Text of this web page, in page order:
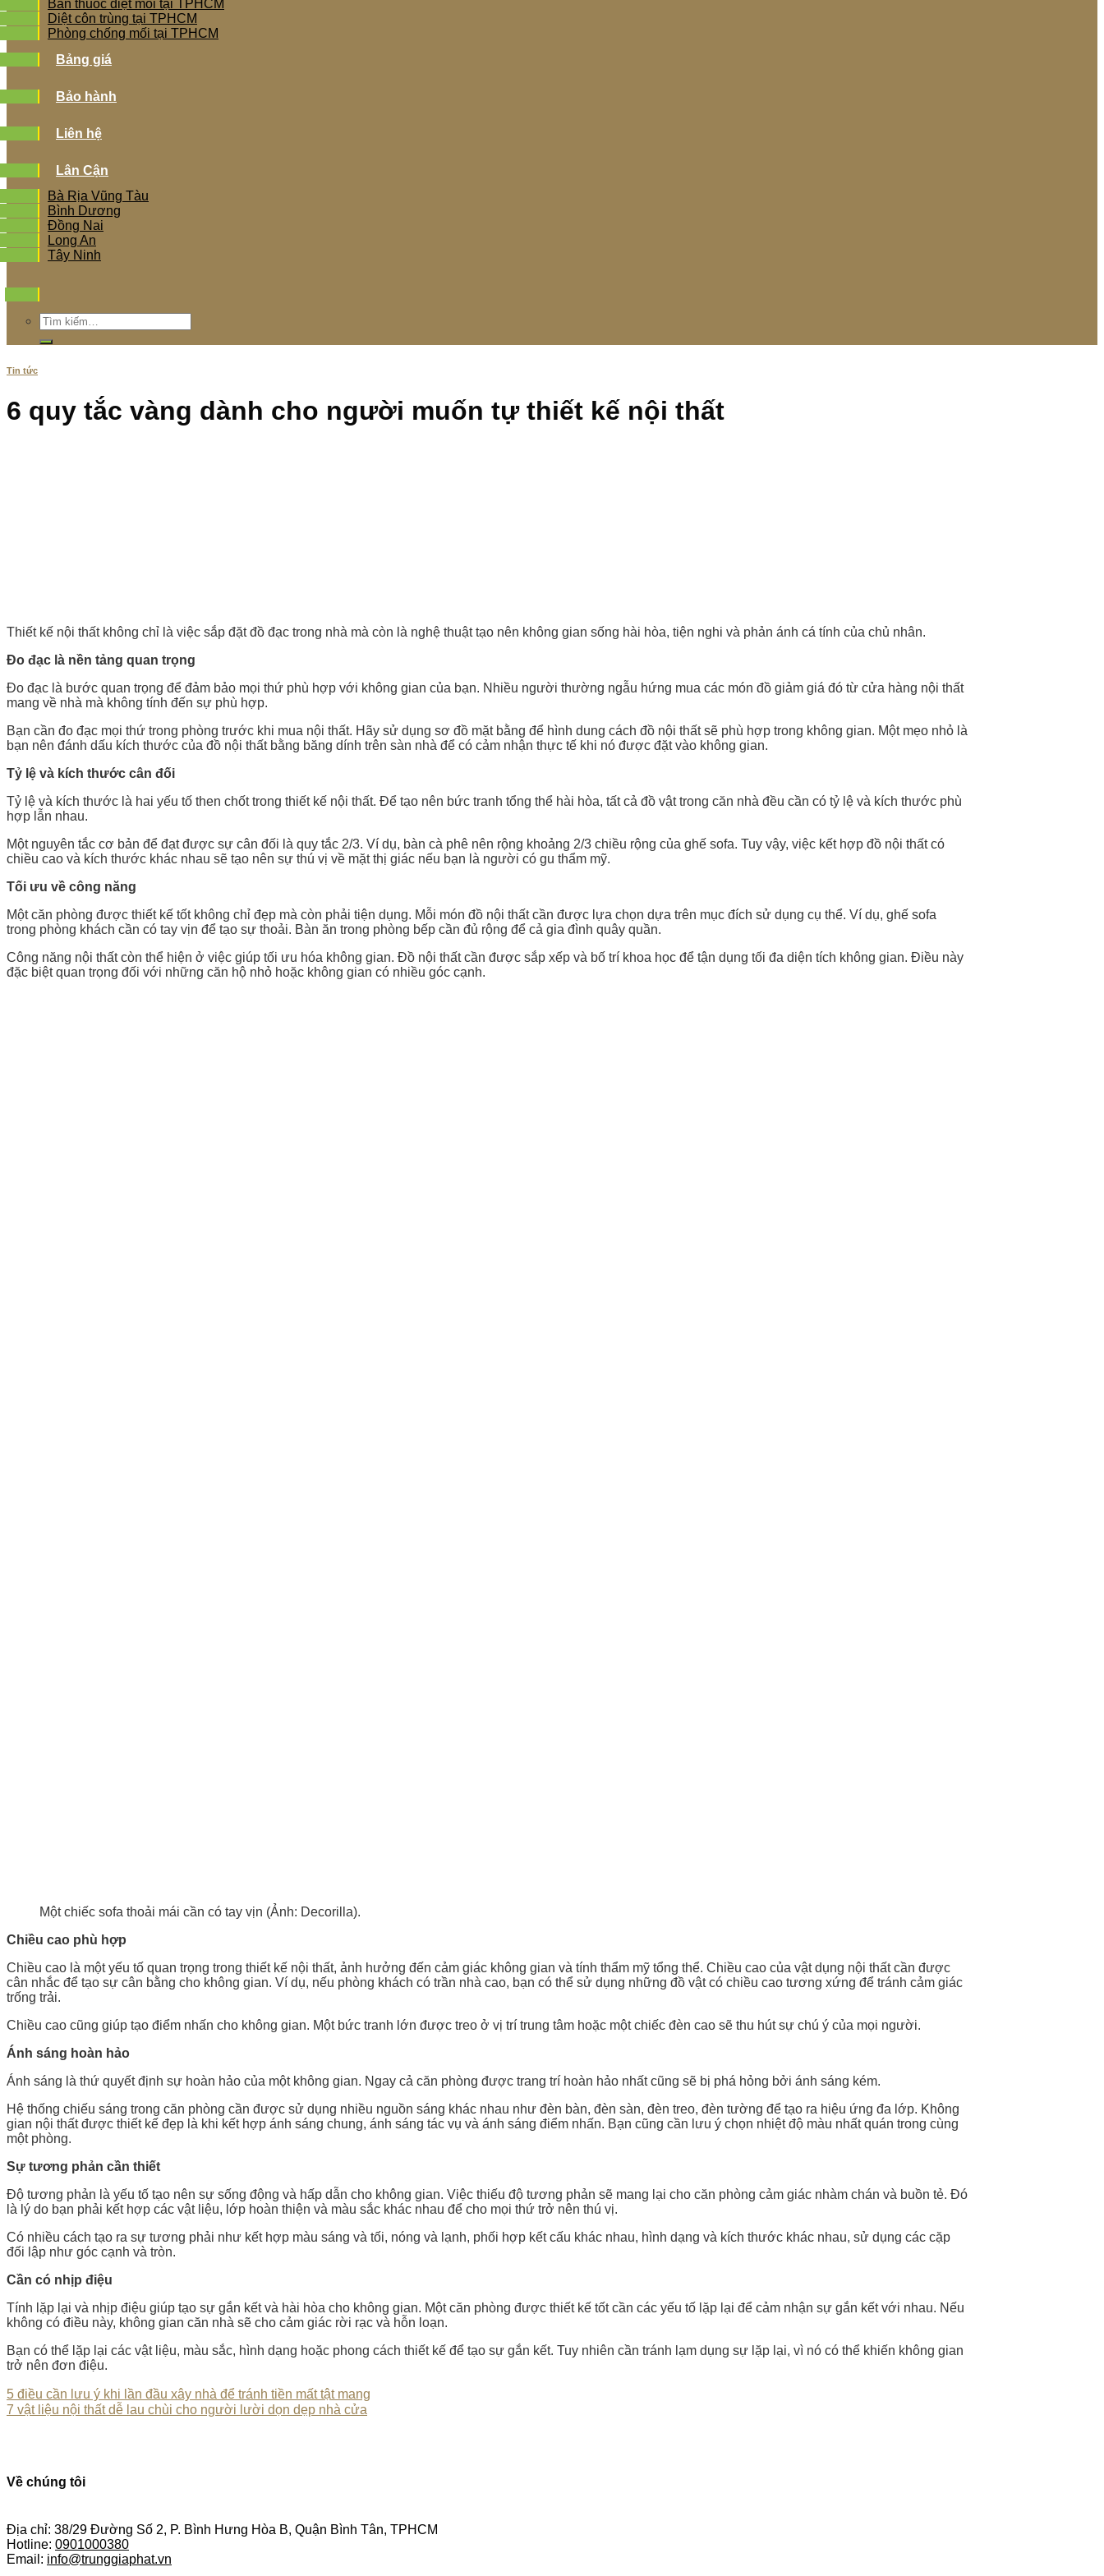
Bán thuốc diệt mối tại TPHCM
Diệt côn trùng tại TPHCM
Phòng chống mối tại TPHCM
Bảng giá
Bảo hành
Liên hệ
Lân Cận
Bà Rịa Vũng Tàu
Bình Dương
Đồng Nai
Long An
Tây Ninh
Tìm
kiếm:
Tin tức
6 quy tắc vàng dành cho người muốn tự thiết kế nội thất
Thiết kế nội thất không chỉ là việc sắp đặt đồ đạc trong nhà mà còn là nghệ thuật tạo nên không gian sống hài hòa, tiện nghi và phản ánh cá tính của chủ nhân.
Đo đạc là nền tảng quan trọng
Đo đạc là bước quan trọng để đảm bảo mọi thứ phù hợp với không gian của bạn. Nhiều người thường ngẫu hứng mua các món đồ giảm giá đó từ cửa hàng nội thất
mang về nhà mà không tính đến sự phù hợp.
Bạn cần đo đạc mọi thứ trong phòng trước khi mua nội thất. Hãy sử dụng sơ đồ mặt bằng để hình dung cách đồ nội thất sẽ phù hợp trong không gian. Một mẹo nhỏ là
bạn nên đánh dấu kích thước của đồ nội thất bằng băng dính trên sàn nhà để có cảm nhận thực tế khi nó được đặt vào không gian.
Tỷ lệ và kích thước cân đối
Tỷ lệ và kích thước là hai yếu tố then chốt trong thiết kế nội thất. Để tạo nên bức tranh tổng thể hài hòa, tất cả đồ vật trong căn nhà đều cần có tỷ lệ và kích thước phù
hợp lẫn nhau.
Một nguyên tắc cơ bản để đạt được sự cân đối là quy tắc 2/3. Ví dụ, bàn cà phê nên rộng khoảng 2/3 chiều rộng của ghế sofa. Tuy vậy, việc kết hợp đồ nội thất có
chiều cao và kích thước khác nhau sẽ tạo nên sự thú vị về mặt thị giác nếu bạn là người có gu thẩm mỹ.
Tối ưu về công năng
Một căn phòng được thiết kế tốt không chỉ đẹp mà còn phải tiện dụng. Mỗi món đồ nội thất cần được lựa chọn dựa trên mục đích sử dụng cụ thể. Ví dụ, ghế sofa
trong phòng khách cần có tay vịn để tạo sự thoải. Bàn ăn trong phòng bếp cần đủ rộng để cả gia đình quây quần.
Công năng nội thất còn thể hiện ở việc giúp tối ưu hóa không gian. Đồ nội thất cần được sắp xếp và bố trí khoa học để tận dụng tối đa diện tích không gian. Điều này
đặc biệt quan trọng đối với những căn hộ nhỏ hoặc không gian có nhiều góc cạnh.
Một chiếc sofa thoải mái cần có tay vịn (Ảnh: Decorilla).
Chiều cao phù hợp
Chiều cao là một yếu tố quan trọng trong thiết kế nội thất, ảnh hưởng đến cảm giác không gian và tính thẩm mỹ tổng thể. Chiều cao của vật dụng nội thất cần được
cân nhắc để tạo sự cân bằng cho không gian. Ví dụ, nếu phòng khách có trần nhà cao, bạn có thể sử dụng những đồ vật có chiều cao tương xứng để tránh cảm giác
trống trải.
Chiều cao cũng giúp tạo điểm nhấn cho không gian. Một bức tranh lớn được treo ở vị trí trung tâm hoặc một chiếc đèn cao sẽ thu hút sự chú ý của mọi người.
Ánh sáng hoàn hảo
Ánh sáng là thứ quyết định sự hoàn hảo của một không gian. Ngay cả căn phòng được trang trí hoàn hảo nhất cũng sẽ bị phá hỏng bởi ánh sáng kém.
Hệ thống chiếu sáng trong căn phòng cần được sử dụng nhiều nguồn sáng khác nhau như đèn bàn, đèn sàn, đèn treo, đèn tường để tạo ra hiệu ứng đa lớp. Không
gian nội thất được thiết kế đẹp là khi kết hợp ánh sáng chung, ánh sáng tác vụ và ánh sáng điểm nhấn. Bạn cũng cần lưu ý chọn nhiệt độ màu nhất quán trong cùng
một phòng.
Sự tương phản cần thiết
Độ tương phản là yếu tố tạo nên sự sống động và hấp dẫn cho không gian. Việc thiếu độ tương phản sẽ mang lại cho căn phòng cảm giác nhàm chán và buồn tẻ. Đó
là lý do bạn phải kết hợp các vật liệu, lớp hoàn thiện và màu sắc khác nhau để cho mọi thứ trở nên thú vị.
Có nhiều cách tạo ra sự tương phải như kết hợp màu sáng và tối, nóng và lạnh, phối hợp kết cấu khác nhau, hình dạng và kích thước khác nhau, sử dụng các cặp
đối lập như góc cạnh và tròn.
Cần có nhịp điệu
Tính lặp lại và nhịp điệu giúp tạo sự gắn kết và hài hòa cho không gian. Một căn phòng được thiết kế tốt cần các yếu tố lặp lại để cảm nhận sự gắn kết với nhau. Nếu
không có điều này, không gian căn nhà sẽ cho cảm giác rời rạc và hỗn loạn.
Bạn có thể lặp lại các vật liệu, màu sắc, hình dạng hoặc phong cách thiết kế để tạo sự gắn kết. Tuy nhiên cần tránh lạm dụng sự lặp lại, vì nó có thể khiến không gian
trở nên đơn điệu.
5 điều cần lưu ý khi lần đầu xây nhà để tránh tiền mất tật mang
7 vật liệu nội thất dễ lau chùi cho người lười dọn dẹp nhà cửa
Về chúng tôi
Địa chỉ: 38/29 Đường Số 2, P. Bình Hưng Hòa B, Quận Bình Tân, TPHCM
Hotline: 0901000380
Email: info@trunggiaphat.vn